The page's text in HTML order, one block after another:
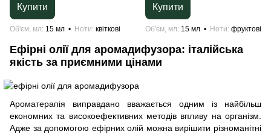
Купити
Об'єм, мл 15 мл Ноти квіткові
Купити
Об'єм, мл 15 мл Ноти фруктові
Ефірні олії для аромадифузора: італійська
якість за приємними цінами
Ароматерапія виправдано вважається одним із найбільш
економних та високоефективних методів впливу на організм.
Адже за допомогою ефірних олій можна вирішити різноманітні